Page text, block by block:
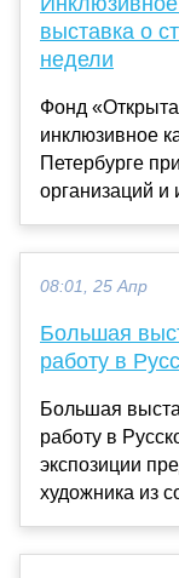
выставка о
недели
Фонд
инклюзивное
Петербурге
организаций и
08:01, 25 Апр
Большая
работу в
Большая
работу в
экспозиции
художника из